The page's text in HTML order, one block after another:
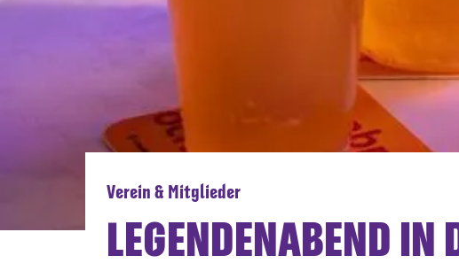
Verein & Mitglieder
LEGENDENABEND IN